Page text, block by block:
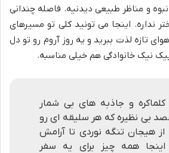
و مناظر طبیعی دیدنیه. فاصله چندانی
نداره. اینجا می تونید کلی تو مسیرهای
تازه لذت ببرید و یه روز آروم رو تو دل
نیک خانوادگی هم خیلی مناسبه.
کلماکره و جاذبه های بی شمار
بی نظیره که هر سلیقه ای رو
هیجان تنگه نوردی تا آرامش
اینجا همه چیز برای یه سفر